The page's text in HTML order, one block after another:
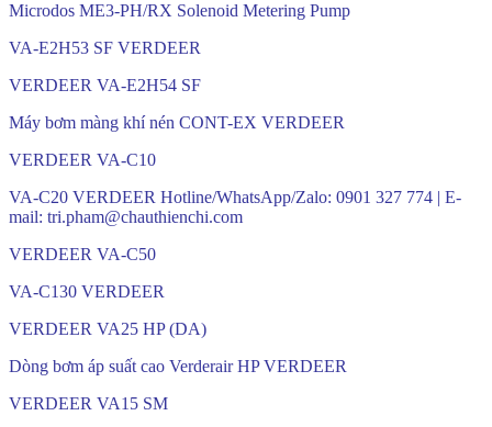
Microdos ME3-PH/RX Solenoid Metering Pump
VA-E2H53 SF VERDEER
VERDEER VA-E2H54 SF
Máy bơm màng khí nén CONT-EX VERDEER
VERDEER VA-C10
VA-C20 VERDEER Hotline/WhatsApp/Zalo: 0901 327 774 | E-
mail: tri.pham@chauthienchi.com
VERDEER VA-C50
VA-C130 VERDEER
VERDEER VA25 HP (DA)
Dòng bơm áp suất cao Verderair HP VERDEER
VERDEER VA15 SM